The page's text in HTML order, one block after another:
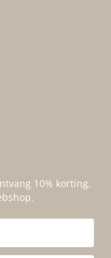
10% korting,